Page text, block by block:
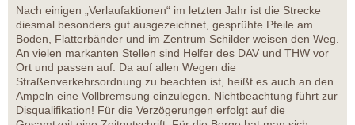
Nach einigen „Verlaufaktionen“ im letzten Jahr ist die Strecke
diesmal besonders gut ausgezeichnet, gesprühte Pfeile am
Boden, Flatterbänder und im Zentrum Schilder weisen den Weg.
An vielen markanten Stellen sind Helfer des DAV und THW vor
Ort und passen auf. Da auf allen Wegen die
Straßenverkehrsordnung zu beachten ist, heißt es auch an den
Ampeln eine Vollbremsung einzulegen. Nichtbeachtung führt zur
Disqualifikation! Für die Verzögerungen erfolgt auf die